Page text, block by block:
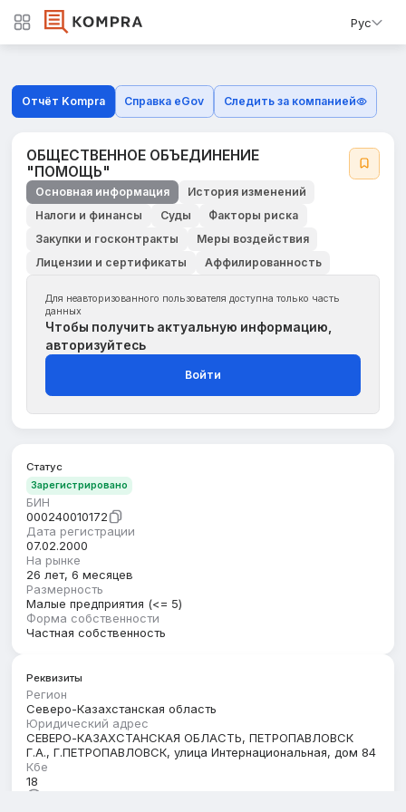
Рус
Отчёт Kompra Справка eGov Следить за компанией
ОБЩЕСТВЕННОЕ ОБЪЕДИНЕНИЕ
"ПОМОЩЬ"
Основная информация
История изменений
Налоги и финансы
Суды
Факторы риска
Закупки и госконтракты
Меры воздействия
Лицензии и сертификаты
Аффилированность
Для неавторизованного пользователя доступна только часть
данных
Чтобы получить актуальную информацию,
авторизуйтесь
Войти
Статус
Зарегистрировано
БИН
000240010172
Дата регистрации
07.02.2000
На рынке
26 лет, 6 месяцев
Размерность
Малые предприятия (<= 5)
Форма собственности
Частная собственность
Реквизиты
Регион
Северо-Казахстанская область
Юридический адрес
СЕВЕРО-КАЗАХСТАНСКАЯ ОБЛАСТЬ, ПЕТРОПАВЛОВСК
Г.А., Г.ПЕТРОПАВЛОВСК, улица Интернациональная, дом 84
Кбе
18